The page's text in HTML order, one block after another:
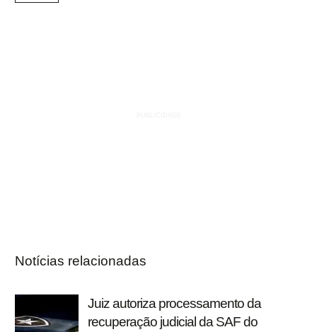
Notícias relacionadas
Juiz autoriza processamento da
recuperação judicial da SAF do